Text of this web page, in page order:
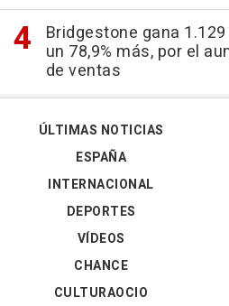
Bridgestone gana
un 78,9% más, por el
de ventas
ÚLTIMAS NOTICIAS
ESPAÑA
INTERNACIONAL
DEPORTES
VÍDEOS
CHANCE
CULTURAOCIO